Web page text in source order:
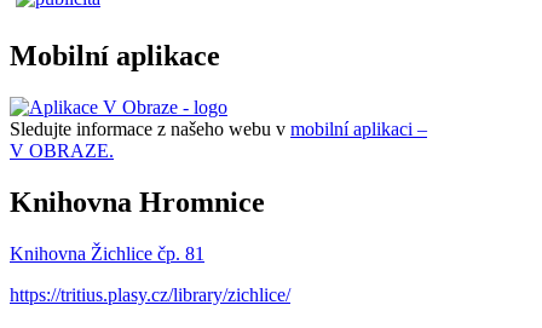
Mobilní aplikace
Sledujte informace z našeho webu v mobilní aplikaci –
V OBRAZE.
Knihovna Hromnice
Knihovna Žichlice čp. 81
https://tritius.plasy.cz/library/zichlice/